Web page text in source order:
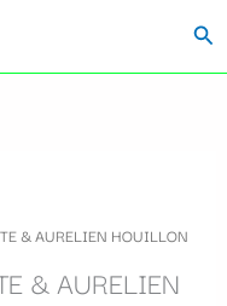
& AURELIEN HOUILLON
& AURELIEN